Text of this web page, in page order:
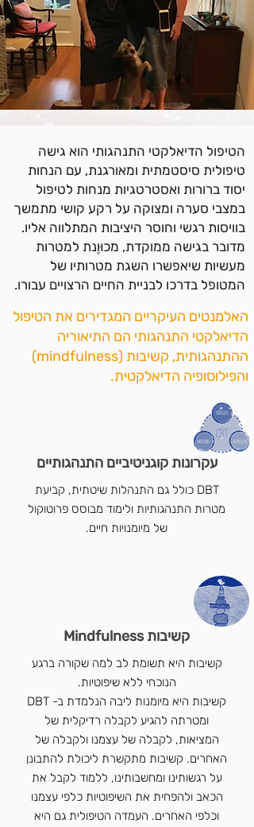
הטיפול הדיאלקטי התנהגותי הוא גישה
טיפולית סיסטמתית ומאורגנת, עם הנחות
יסוד ברורות ואסטרטגיות מנחות לטיפול
במצבי סערה ומצוקה על רקע קושי מתמשך
בוויסות רגשי וחוסר היציבות המתלווה אליו.
מדובר בגישה ממוקדת, מכוּוֶנת למטרות
מעשיות שיאפשרו השגת מטרותיו של
המטופל בדרכו לבניית החיים הרצויים עבורו.
האלמנטים העיקריים המגדירים את הטיפול
הדיאלקטי התנהגותי הם התיאוריה
ההתנהגותית, קשיבות (mindfulness)
והפילוסופיה הדיאלקטית.
עקרונות קוגניטיביים התנהגותיים
DBT כולל גם התנהלות שיטתית, קביעת
מטרות התנהגותיות ולימוד מבוסס פרוטוקול
של מיומנויות חיים.
קשיבות Mindfulness
קשיבות היא תשומת לב למה שקורה ברגע
הנוכחי ללא שיפוטיות.
קשיבות היא מיומנות ליבה הנלמדת ב- DBT
ומטרתה להגיע לקבלה רדיקלית של
המציאות, לקבלה של עצמנו ולקבלה של
האחרים. קשיבות מתקשרת ליכולת להתבונן
על רגשותינו ומחשבותינו, ללמוד לקבל את
הכאב ולהפחית את השיפוטיות כלפי עצמנו
וכלפי האחרים. העמדה הטיפולית גם היא